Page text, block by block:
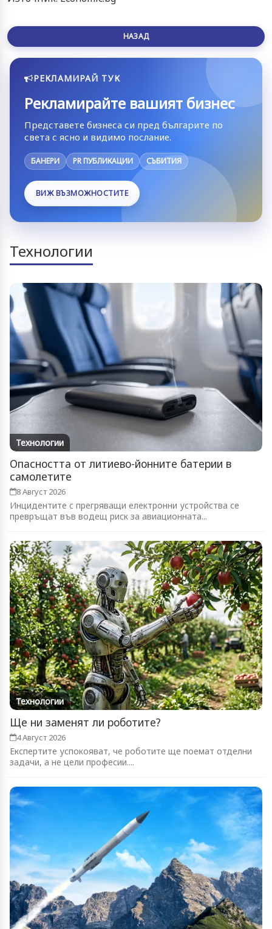
НАЗАД
РЕКЛАМИРАЙ ТУК
Рекламирайте вашият бизнес
Представете бизнеса си пред българите по
света с ясно и видимо послание.
БАНЕРИ PR ПУБЛИКАЦИИ СЪБИТИЯ
ВИЖ ВЪЗМОЖНОСТИТЕ
Технологии
Технологии
Опасността от литиево-йонните батерии в
самолетите
8 Август 2026
Инцидентите с прегряващи електронни устройства се
превръщат във водещ риск за авиационната...
Технологии
Ще ни заменят ли роботите?
4 Август 2026
Експертите успокояват, че роботите ще поемат отделни
задачи, а не цели професии....